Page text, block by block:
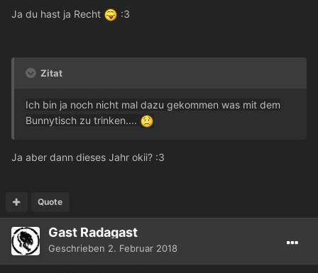
Ja du hast ja Recht :3
Zitat
Ich bin ja noch nicht mal dazu gekommen was mit dem
Bunnytisch zu trinken....
Ja aber dann dieses Jahr okii? :3
Quote
Gast Radagast
Geschrieben 2. Februar 2018